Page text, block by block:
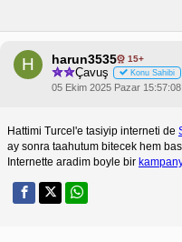
H harun3535 15+
Çavuş Konu Sahibi
05 Ekim 2025 Pazar
Hattimi Turcel'e tasiyip interneti de
ay sonra taahutum bitecek hem
Internette aradim boyle bir